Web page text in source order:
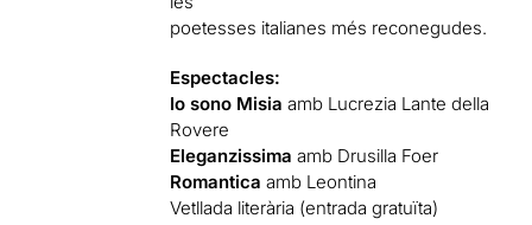
poetesses italianes més reconegudes.
Espectacles:
Io sono Misia amb Lucrezia Lante della
Rovere
Eleganzissima amb Drusilla Foer
Romantica amb Leontina
Vetllada literària (entrada gratuïta)